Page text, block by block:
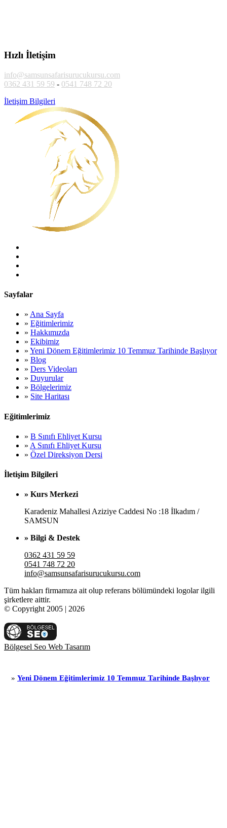
Hızlı İletişim
info@samsunsafarisurucukursu.com
0362 431 59 59 - 0541 748 72 20
İletişim Bilgileri
Sayfalar
» Ana Sayfa
» Eğitimlerimiz
» Hakkımızda
» Ekibimiz
» Yeni Dönem Eğitimlerimiz 10 Temmuz Tarihinde Başlıyor
» Blog
» Ders Videoları
» Duyurular
» Bölgelerimiz
» Site Haritası
Eğitimlerimiz
» B Sınıfı Ehliyet Kursu
» A Sınıfı Ehliyet Kursu
» Özel Direksiyon Dersi
İletişim Bilgileri
» Kurs Merkezi
Karadeniz Mahallesi Aziziye Caddesi No :18 İlkadım /
SAMSUN
» Bilgi & Destek
0362 431 59 59
0541 748 72 20
info@samsunsafarisurucukursu.com
Tüm hakları firmamıza ait olup referans bölümündeki logolar ilgili
şirketlere aittir.
© Copyright 2005 | 2026
Bölgesel Seo Web Tasarım
Dönem Eğitimlerimiz 10 Temmuz Tarihinde Başlıyor